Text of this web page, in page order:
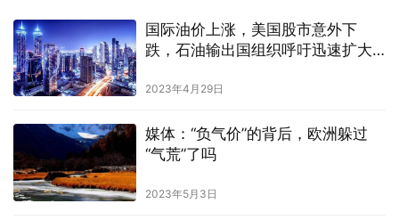
国际油价上涨，美国股市意外下
跌，石油输出国组织呼吁迅速扩大
2023年4月29日
媒体：“负气价”的背后，欧洲躲过
“气荒”了吗
2023年5月3日